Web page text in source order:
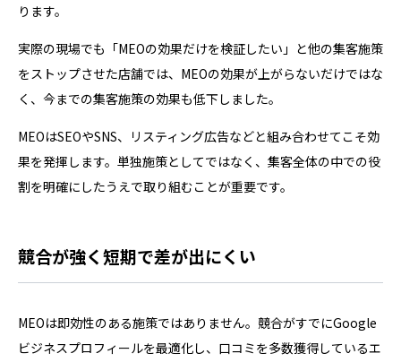
ります。
実際の現場でも「MEOの効果だけを検証したい」と他の集客施策
をストップさせた店舗では、MEOの効果が上がらないだけではな
く、今までの集客施策の効果も低下しました。
MEOはSEOやSNS、リスティング広告などと組み合わせてこそ効
果を発揮します。単独施策としてではなく、集客全体の中での役
割を明確にしたうえで取り組むことが重要です。
競合が強く短期で差が出にくい
MEOは即効性のある施策ではありません。競合がすでにGoogle
ビジネスプロフィールを最適化し、口コミを多数獲得しているエ